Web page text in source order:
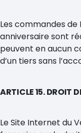
Les commandes de
anniversaire sont
peuvent en aucun
d’un tiers sans
ARTICLE 15. DROIT
Le Site Internet du